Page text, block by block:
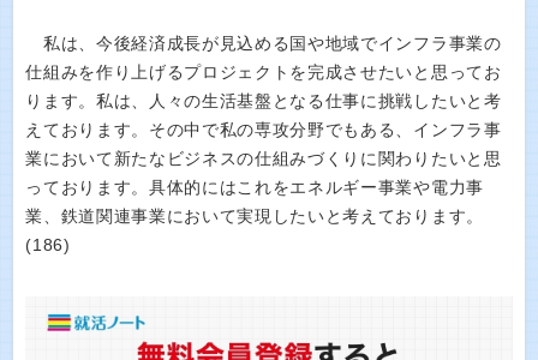
私は、今後経済成長が見込める国や地域でインフラ事業の
仕組みを作り上げるプロジェクトを完成させたいと思ってお
ります。私は、人々の生活基盤となる仕事に挑戦したいと考
えております。その中で私の専攻分野でもある、インフラ事
業において新たなビジネスの仕組みづくりに関わりたいと思
っております。具体的にはこれをエネルギー事業や電力事
業、鉄道関連事業において実現したいと考えております。
(186)